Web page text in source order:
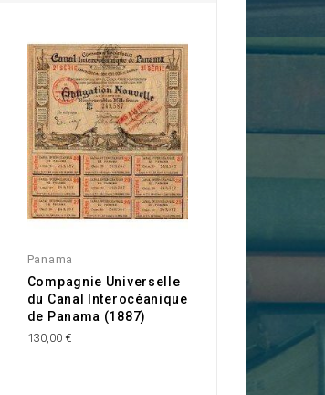
Panama
Compagnie Universelle
du Canal Interocéanique
de Panama (1887)
130,00 €